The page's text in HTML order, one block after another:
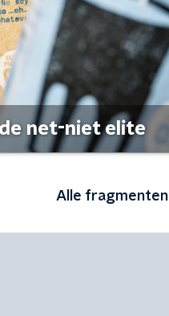
net-niet elite
Alle fragmenten